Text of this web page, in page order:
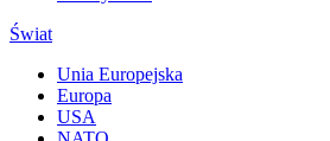
Świat
Unia Europejska
Europa
USA